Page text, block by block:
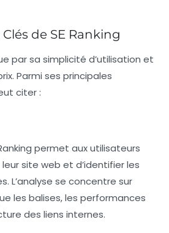
de SE Ranking
par sa simplicité d’utilisation et
Parmi ses principales
citer :
permet aux utilisateurs
site web et d’identifier les
L’analyse se concentre sur
les balises, les performances
des liens internes.